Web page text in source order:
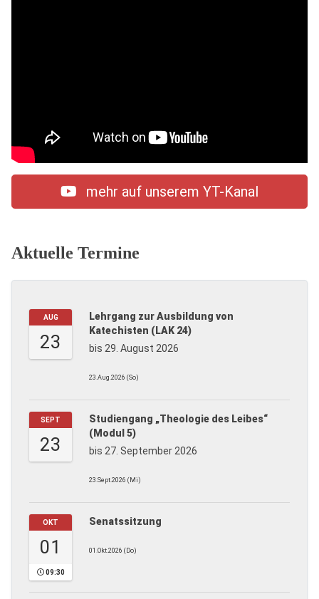
mehr auf unserem YT-Kanal
Aktuelle Termine
AUG
23
Lehrgang zur Ausbildung von
Katechisten (LAK 24)
bis 29. August 2026
23.Aug.2026 (So)
SEPT
23
Studiengang „Theologie des Leibes“
(Modul 5)
bis 27. September 2026
23.Sept.2026 (Mi)
OKT
01
09:30
Senatssitzung
01.Okt.2026 (Do)